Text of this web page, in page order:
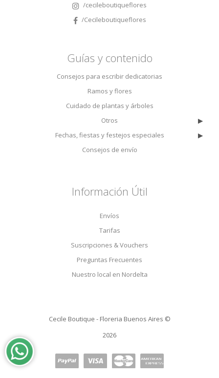
/cecileboutiqueflores
/Cecileboutiqueflores
Guías y contenido
Consejos para escribir dedicatorias
Ramos y flores
Cuidado de plantas y árboles
Otros
▸
Fechas, fiestas y festejos especiales ▸
Consejos de envío
Información Útil
Envíos
Tarifas
Suscripciones & Vouchers
Preguntas Frecuentes
Nuestro local en Nordelta
Cecile Boutique - Floreria Buenos Aires ©
2026